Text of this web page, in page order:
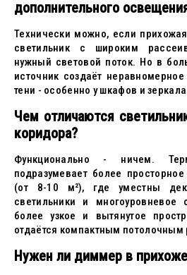
дополнительного
Технически можно, если
светильник с широким
нужный световой поток. Но в
источник создаёт
тени - особенно у шкафов и
Чем отличаются
коридора?
Функционально - ничем.
подразумевает более
(от 8-10 м²), где уместны
светильники и
более узкое и вытянутое
отдаётся компактным
Нужен ли диммер в